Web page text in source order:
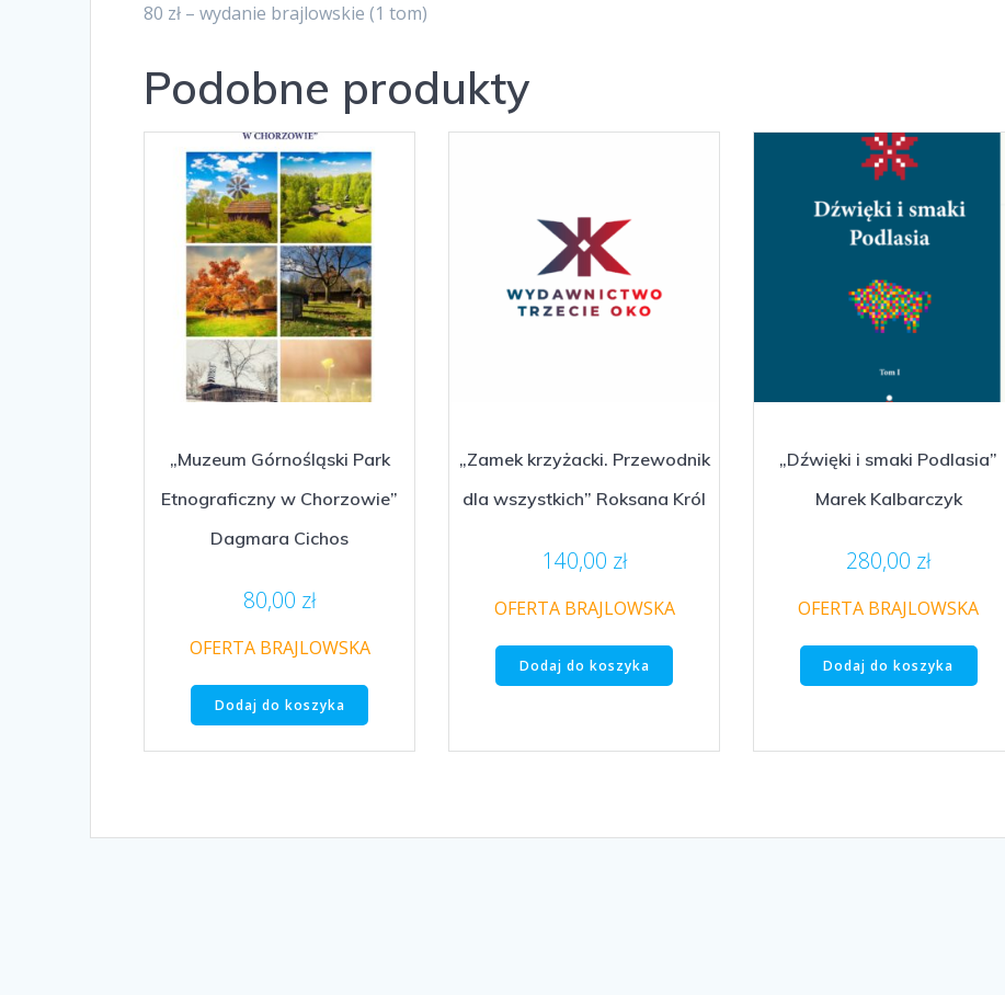
80 zł – wydanie brajlowskie (1 tom)
Podobne produkty
„Muzeum Górnośląski Park
Etnograficzny w Chorzowie”
Dagmara Cichos
80,00 zł
OFERTA BRAJLOWSKA
Dodaj do koszyka
„Zamek krzyżacki. Przewodnik
dla wszystkich” Roksana Król
140,00 zł
OFERTA BRAJLOWSKA
Dodaj do koszyka
„Dźwięki i smaki Podlasia”
Marek Kalbarczyk
280,00 zł
OFERTA BRAJLOWSKA
Dodaj do koszyka